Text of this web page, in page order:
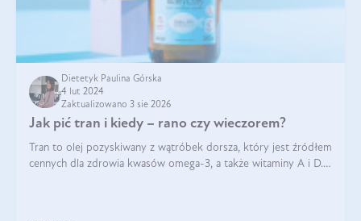
Dietetyk Paulina Górska
4 lut 2024
Zaktualizowano 3 sie 2026
Jak pić tran i kiedy – rano czy wieczorem?
Tran to olej pozyskiwany z wątróbek dorsza, który jest źródłem
cennych dla zdrowia kwasów omega-3, a także witaminy A i D.